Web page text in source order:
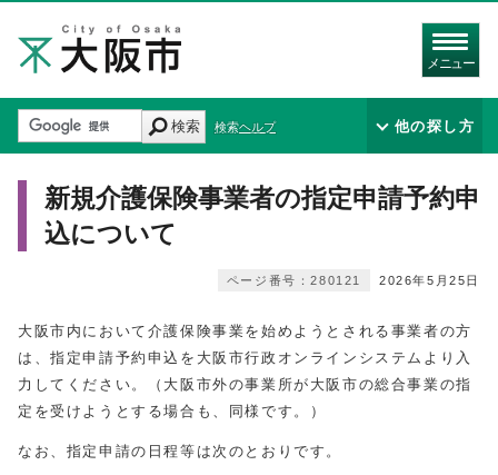
メニュー
検索 検索ヘルプ 他の探し方
新規介護保険事業者の指定申請予約申
込について
2026年5月25日
ページ番号：280121
大阪市内において介護保険事業を始めようとされる事業者の方
は、指定申請予約申込を大阪市行政オンラインシステムより入
力してください。（大阪市外の事業所が大阪市の総合事業の指
定を受けようとする場合も、同様です。）
なお、指定申請の日程等は次のとおりです。